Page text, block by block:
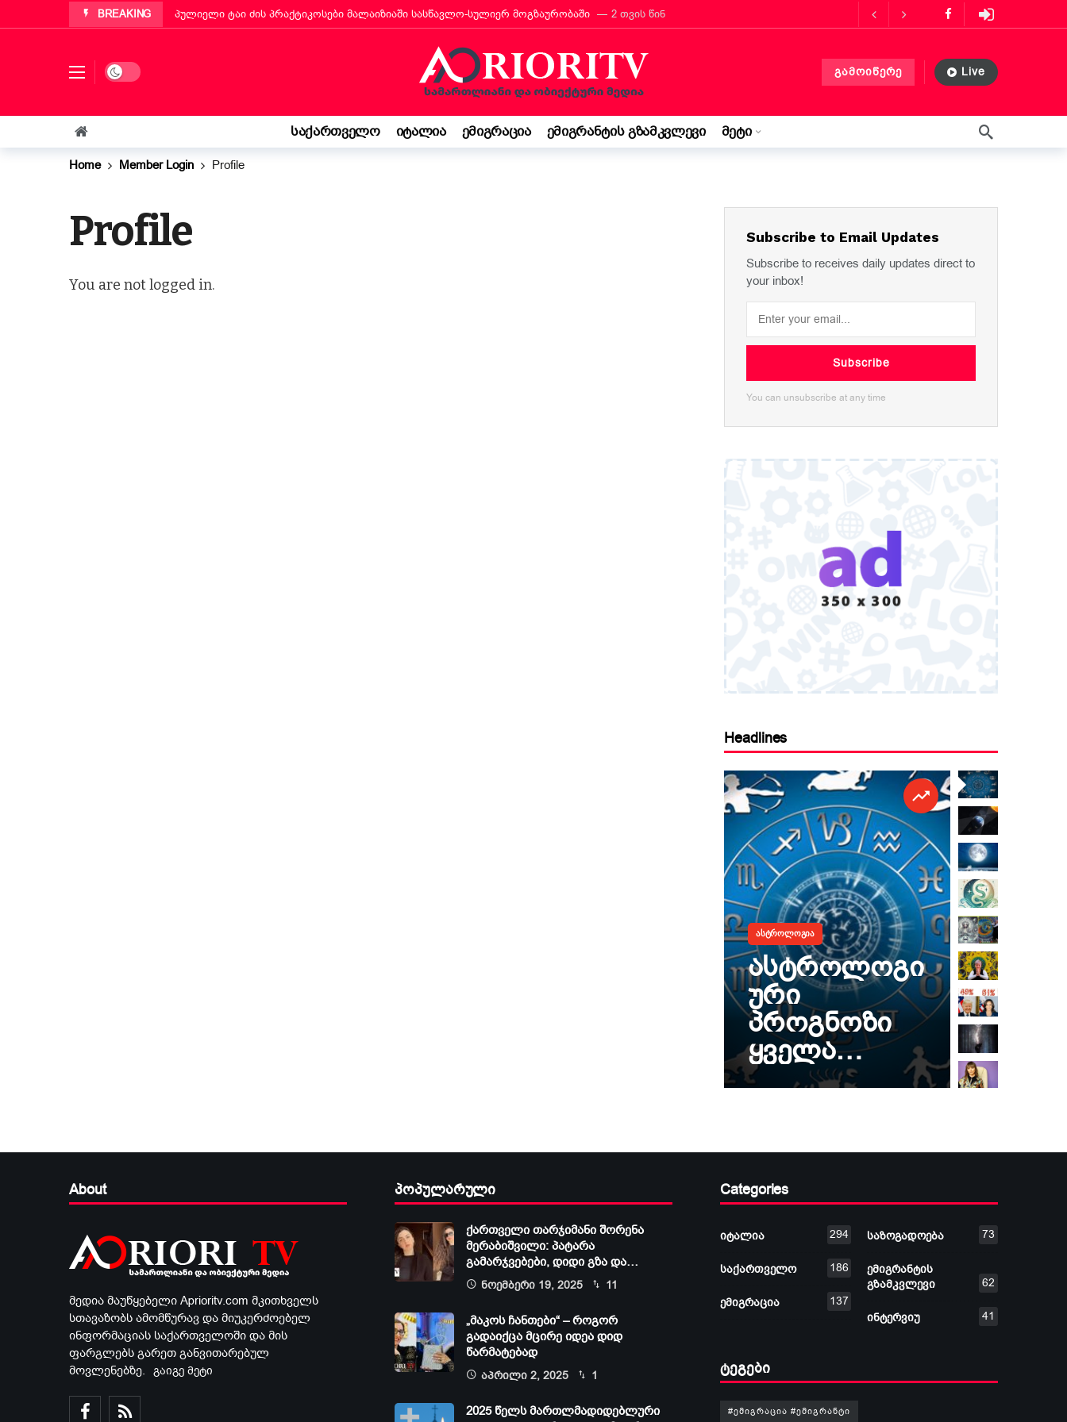
BREAKING პულიელი ტაი ძის პრაქტიკოსები მალაიზიაში სასწავლო-სულიერ მოგზაურობაში
2 თვის წინ
„ბეტა ჰოლდინგი“ EBIT 2026-ის მთავარი მხარდამჭერია — ბათუმი ტურიზმის საერთაშორისო გამოფენას მასპინძლობს
ქართველმა ემიგრანტმა მოსწავლემ იტალიაში პოეზიის კონკურსი მოიგო
3 თვის წინ
რა უნდა იცოდეს „კოლფ-ბადანტემ“ შემოსავლის დეკლარაცია 730-ს შესახებ! ვალდებულება თუ შესაძლებლობა?
3 თვის წინ
იტალიის პარლამენტმა „უსაფრთხოების დეკრეტი“ დაამტკიცა – რას ნიშნავს ეს ემიგრანტებისთვის
3 თვის წინ
„საფრანგეთმა სიცოცხლე მაჩუქა, საქართველო კი ჩემი ფესვებია“ — 15 წლის ბარბარე მანჯგალაძის წერილი ლილიდან
Dark mode გამოიწერე Live
საქართველო იტალია ემიგრაცია ემიგრანტის გზამკვლევი მეტი
Home Member Login Profile
Profile
You are not logged in.
Subscribe to Email Updates
Subscribe to receives daily updates direct to
your inbox!
Subscribe
You can unsubscribe at any time
Headlines
ᲐᲡᲢᲠᲝᲚᲝᲒᲘᲐ
ასტროლოგი
ური
პროგნოზი
ყველა
ზოდიაქოს
მაისიდან 12
მაისის
ჩათვლით
დრო
– რას
About
მედია მაუწყებელი Aprioritv.com მკითხველს
სთავაზობს ამომწურავ და მიუკერძოებელ
ინფორმაციას საქართველოში და მის
ფარგლებს გარეთ განვითარებულ
მოვლენებზე. გაიგე მეტი
პოპულარული
ქართველი თარჯიმანი შორენა
მერაბიშვილი: პატარა
გამარჯვებები, დიდი გზა და…
ნოემბერი 19, 2025 11
„მაკოს ჩანთები“ – როგორ
გადაიქცა მცირე იდეა დიდ
წარმატებად
აპრილი 2, 2025 1
2025 წელს მართლმადიდებლური
Categories
იტალია 294
საქართველო 186
ემიგრაცია 137
საზოგადოება 73
ემიგრანტის
გზამკვლევი
62
ინტერვიუ 41
ტეგები
#ემიგრაცია #ემიგრანტი